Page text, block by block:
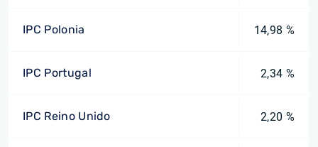
IPC Polonia 14,98 %
IPC Portugal 2,34 %
IPC Reino Unido 2,20 %